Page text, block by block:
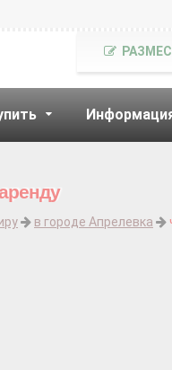
в городе Апрелевка